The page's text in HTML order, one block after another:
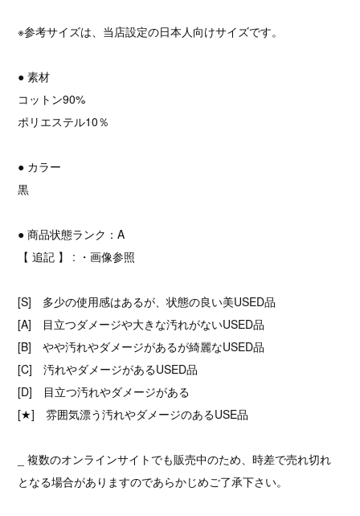
※参考サイズは、当店設定の日本人向けサイズです。
● 素材
コットン90%
ポリエステル10％
● カラー
黒
● 商品状態ランク：A
【 追記 】 : ・画像参照
[S] 多少の使用感はあるが、状態の良い美USED品
[A] 目立つダメージや大きな汚れがないUSED品
[B] やや汚れやダメージがあるが綺麗なUSED品
[C] 汚れやダメージがあるUSED品
[D] 目立つ汚れやダメージがある
[★] 雰囲気漂う汚れやダメージのあるUSE品
_ 複数のオンラインサイトでも販売中のため、時差で売れ切れ
となる場合がありますのであらかじめご了承下さい。